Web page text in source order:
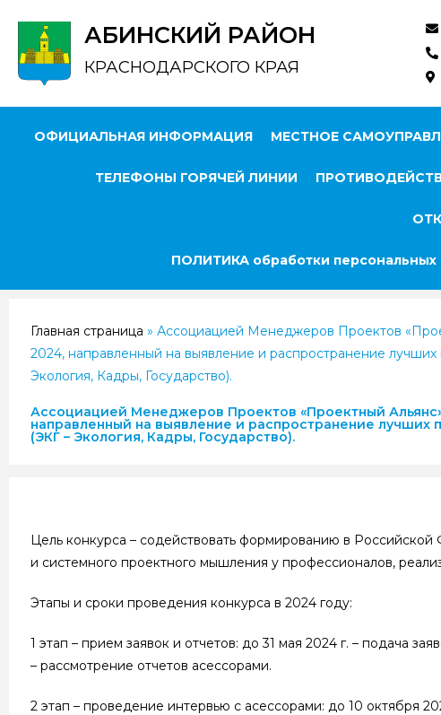
АБИНСКИЙ РАЙОН
КРАСНОДАРСКОГО КРАЯ
ОФИЦИАЛЬНАЯ ИНФОРМАЦИЯ МЕСТНОЕ
ТЕЛЕФОНЫ ГОРЯЧЕЙ ЛИНИИ
ПОЛИТИКА обработки персональных
Главная страница » Ассоциацией Менеджеров Проектов
2024, направленный на выявление и распространение
Экология, Кадры, Государство).
Ассоциацией Менеджеров Проектов «Проектный
направленный на выявление и распространение лучших
(ЭКГ – Экология, Кадры, Государство).
Цель конкурса – содействовать формированию в
и системного проектного мышления у профессионалов,
Этапы и сроки проведения конкурса в 2024 году:
1 этап – прием заявок и отчетов: до 31 мая 2024 г. –
– рассмотрение отчетов асессорами.
2 этап – проведение интервью с асессорами: до 10 октября